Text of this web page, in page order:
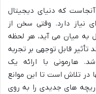
آنجاست که دنیای دیجیتال
نیاز دارد. وقتی سخن از
به میان می آید، هر لحظه
تأثیر قابل توجهی بر تجربه
هارمونی با ارائه یک
در تلاش است تا این موانع
دریچه های جدیدی را به روی